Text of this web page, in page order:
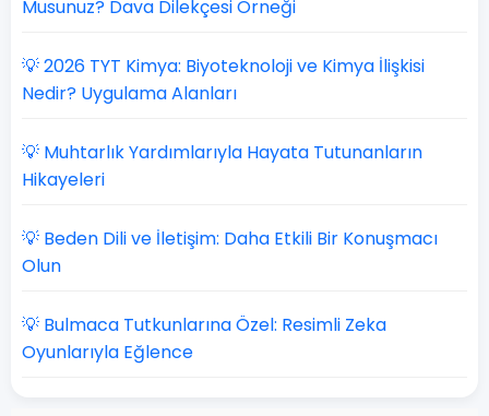
Musunuz? Dava Dilekçesi Örneği
💡 2026 TYT Kimya: Biyoteknoloji ve Kimya İlişkisi
Nedir? Uygulama Alanları
💡 Muhtarlık Yardımlarıyla Hayata Tutunanların
Hikayeleri
💡 Beden Dili ve İletişim: Daha Etkili Bir Konuşmacı
Olun
💡 Bulmaca Tutkunlarına Özel: Resimli Zeka
Oyunlarıyla Eğlence